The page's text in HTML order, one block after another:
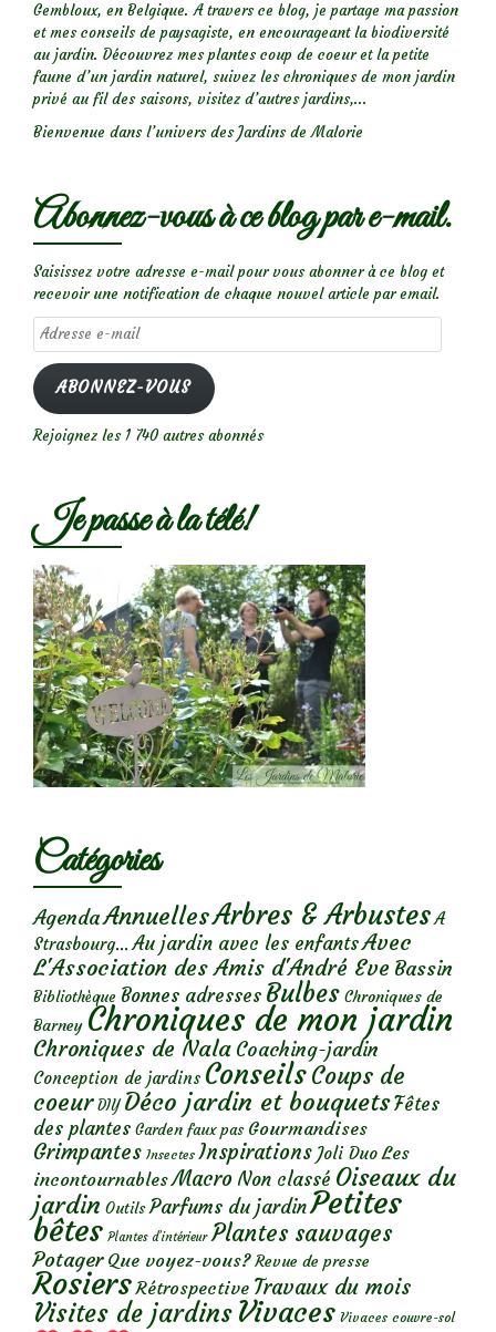
Gembloux, en Belgique. A travers ce blog, je partage ma passion
et mes conseils de paysagiste, en encourageant la biodiversité
au jardin. Découvrez mes plantes coup de coeur et la petite
faune d’un jardin naturel, suivez les chroniques de mon jardin
privé au fil des saisons, visitez d’autres jardins,...
Bienvenue dans l’univers des Jardins de Malorie
Abonnez-vous à ce blog par e-mail.
Saisissez votre adresse e-mail pour vous abonner à ce blog et
recevoir une notification de chaque nouvel article par email.
Adresse
e-
mail
ABONNEZ-VOUS
Rejoignez les 1 740 autres abonnés
Je passe à la télé!
Catégories
AgendaAnnuellesArbres & Arbustes A
Strasbourg... Au jardin avec les enfantsAvec
L'Association des Amis d'André Eve Bassin
Bibliothèque Bonnes adresses Bulbes Chroniques de
Barney Chroniques de mon jardin
Chroniques de Nala Coaching-jardin
Conception de jardins ConseilsCoups de
coeur DIY Déco jardin et bouquetsFêtes
des plantes Garden faux pas Gourmandises
Grimpantes Insectes Inspirations Joli Duo Les
incontournables Macro Non classé Oiseaux du
jardin Outils Parfums du jardinPetites
bêtes Plantes d’intérieur Plantes sauvages
Potager Que voyez-vous? Revue de presse
Rosiers Rétrospective Travaux du mois
Visites de jardins Vivaces Vivaces couvre-sol